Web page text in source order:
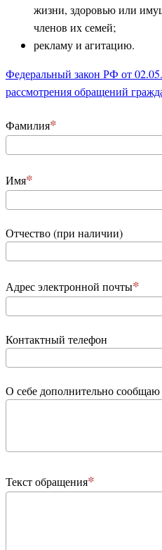
жизни, здоровью или
членов их семей;
рекламу и агитацию.
Федеральный закон РФ от
рассмотрения обращений
Фамилия
Имя
Отчество (при наличии)
Адрес электронной почты
Контактный телефон
О себе дополнительно сообщаю
Текст обращения